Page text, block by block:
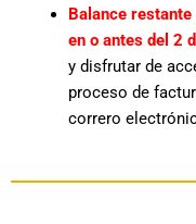
Balance
en o antes del 2
y disfrutar de
proceso de
correro